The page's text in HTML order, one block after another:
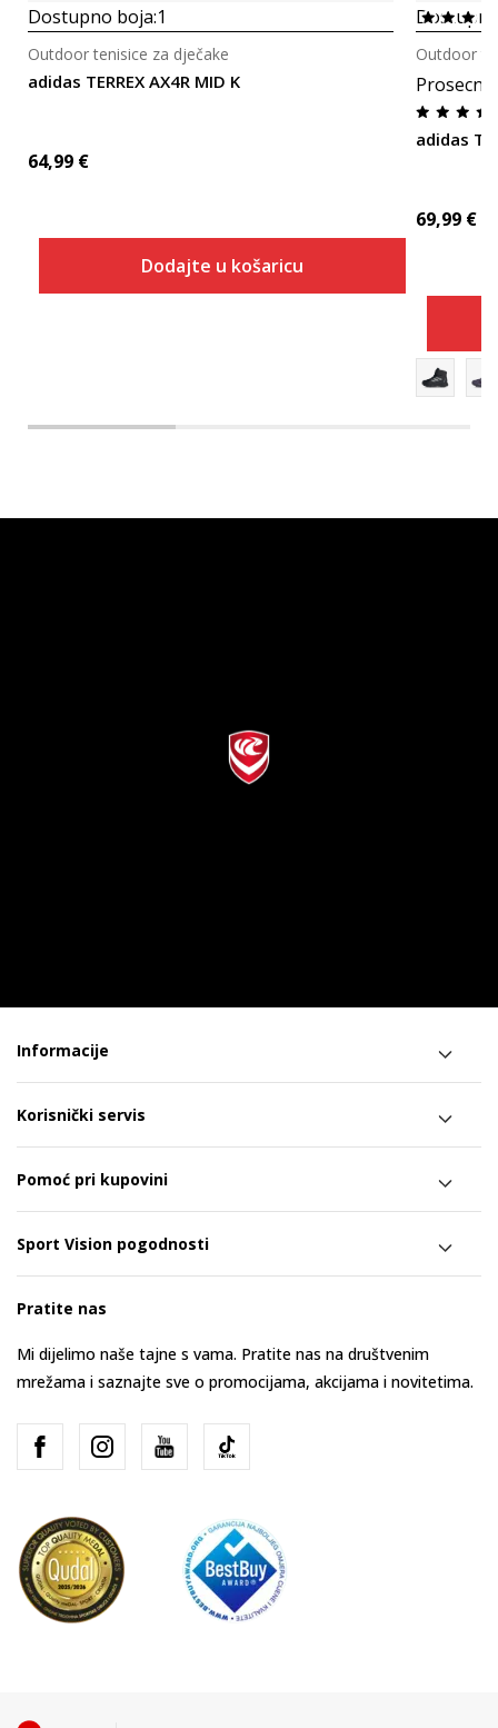
Dostupno boja:1
adidas TERREX AX4R MID K
Outdoor tenisice za dječake
64,99 €
Dodajte u košaricu
adidas
Outdoor
69,99 €
Informacije
Korisnički servis
Pomoć pri kupovini
Sport Vision pogodnosti
Pratite nas
Mi dijelimo naše tajne s vama. Pratite nas na društvenim
mrežama i saznajte sve o promocijama, akcijama i novitetima.